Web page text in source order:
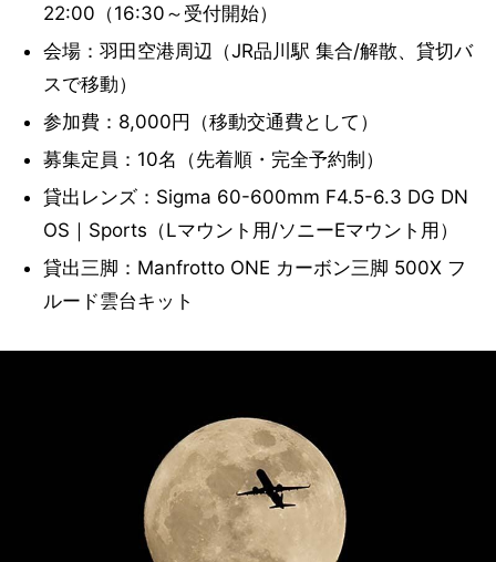
22:00（16:30～受付開始）
会場：羽田空港周辺（JR品川駅 集合/解散、貸切バ
スで移動）
参加費：8,000円（移動交通費として）
募集定員：10名（先着順・完全予約制）
貸出レンズ：Sigma 60-600mm F4.5-6.3 DG DN
OS｜Sports（Lマウント用/ソニーEマウント用）
貸出三脚：Manfrotto ONE カーボン三脚 500X フ
ルード雲台キット